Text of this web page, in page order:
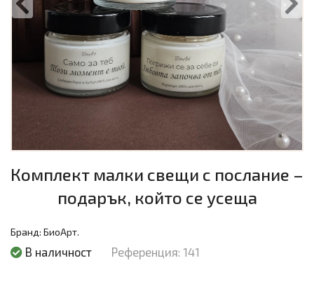
Комплект малки свещи с послание –
подарък, който се усеща
Бранд: БиоАрт.
В наличност Референция: 141